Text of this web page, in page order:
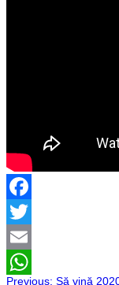
Facebook
Twitter
Email
Previous: Să vină